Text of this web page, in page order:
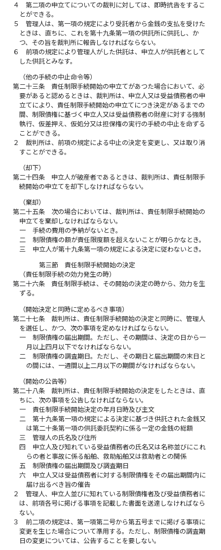
４
第二項の申立てについての裁判に対しては、即時抗告をするこ
とができる。
５
管理人は、第一項の規定により受託者から金銭の支払を受けた
ときは、直ちに、これを第十九条第一項の供託所に供託し、か
つ、その旨を裁判所に報告しなければならない。
６
前項の規定により管理人がした供託は、申立人が供託者として
した供託とみなす。
（他の手続の中止命令等）
第二十三条
責任制限手続開始の申立てがあつた場合において、必
要があると認めるときは、裁判所は、申立人又は受益債務者の申
立てにより、責任制限手続開始の申立てにつき決定があるまでの
間、制限債権に基づく申立人又は受益債務者の財産に対する強制
執行、仮差押え、仮処分又は担保権の実行の手続の中止を命ずる
ことができる。
２
裁判所は、前項の規定による中止の決定を変更し、又は取り消
すことができる。
（却下）
第二十四条
申立人が破産者であるときは、裁判所は、責任制限手
続開始の申立てを却下しなければならない。
（棄却）
第二十五条
次の場合においては、裁判所は、責任制限手続開始の
申立てを棄却しなければならない。
一
手続の費用の予納がないとき。
二
制限債権の額が責任限度額を超えないことが明らかなとき。
三
申立人が第十九条第一項の規定による決定に従わないとき。
第三節 責任制限手続開始の決定
（責任制限手続の効力発生の時）
第二十六条
責任制限手続は、その開始の決定の時から、効力を生
ずる。
（開始決定と同時に定めるべき事項）
第二十七条
裁判所は、責任制限手続開始の決定と同時に、管理人
を選任し、かつ、次の事項を定めなければならない。
一
制限債権の届出期間。ただし、その期間は、決定の日から一
月以上四月以下でなければならない。
二
制限債権の調査期日。ただし、その期日と届出期間の末日と
の間には、一週間以上二月以下の期間がなければならない。
（開始の公告等）
第二十八条
裁判所は、責任制限手続開始の決定をしたときは、直
ちに、次の事項を公告しなければならない。
一
責任制限手続開始決定の年月日時及び主文
二
第十九条第一項の規定による決定に基づき供託された金銭又
は第二十条第一項の供託委託契約に係る一定の金銭の総額
三
管理人の氏名及び住所
四
申立人及び知れている受益債務者の氏名又は名称並びにこれ
らの者と事故に係る船舶、救助船舶又は救助者との関係
五
制限債権の届出期間及び調査期日
六
申立人又は受益債務者に対する制限債権をその届出期間内に
届け出るべき旨の催告
２
管理人、申立人並びに知れている制限債権者及び受益債務者に
は、前項各号に掲げる事項を記載した書面を送達しなければなら
ない。
３
前二項の規定は、第一項第二号から第五号までに掲げる事項に
変更を生じた場合について準用する。ただし、制限債権の調査期
日の変更については、公告することを要しない。